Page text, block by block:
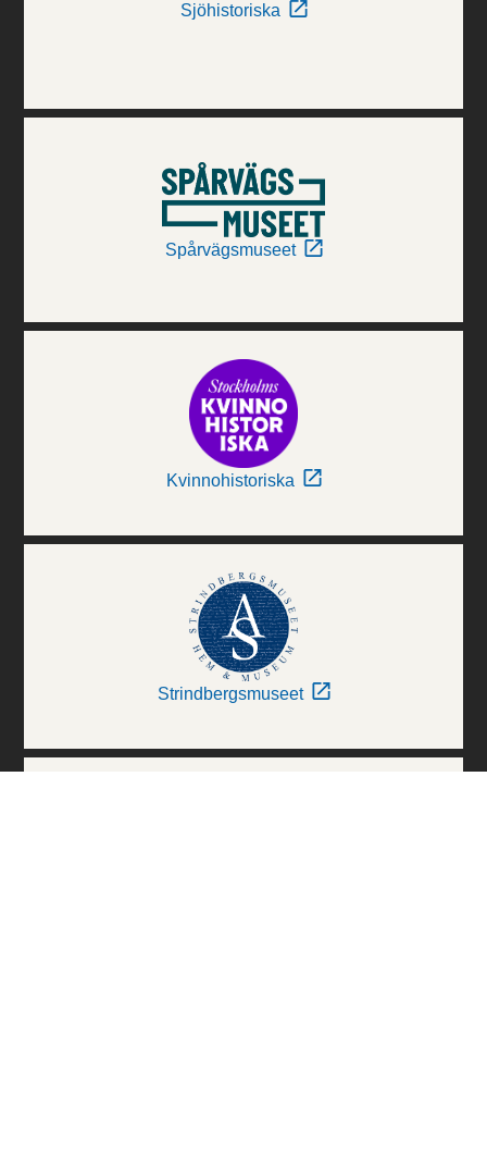
Sjöhistoriska
Spårvägsmuseet
Kvinnohistoriska
Strindbergsmuseet